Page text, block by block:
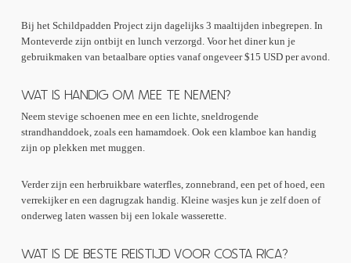
Bij het Schildpadden Project zijn dagelijks 3 maaltijden inbegrepen. In
Monteverde zijn ontbijt en lunch verzorgd. Voor het diner kun je
gebruikmaken van betaalbare opties vanaf ongeveer $15 USD per avond.
WAT IS HANDIG OM MEE TE NEMEN?
Neem stevige schoenen mee en een lichte, sneldrogende
strandhanddoek, zoals een hamamdoek. Ook een klamboe kan handig
zijn op plekken met muggen.
Verder zijn een herbruikbare waterfles, zonnebrand, een pet of hoed, een
verrekijker en een dagrugzak handig. Kleine wasjes kun je zelf doen of
onderweg laten wassen bij een lokale wasserette.
WAT IS DE BESTE REISTIJD VOOR COSTA RICA?